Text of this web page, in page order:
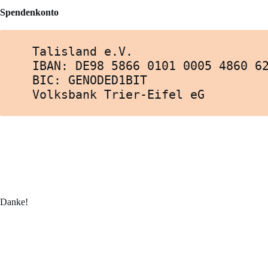
Spendenkonto
Talisland e.V.
IBAN: DE98 5866 0101 0005 4860
BIC: GENODED1BIT
Volksbank Trier-Eifel eG
Danke!